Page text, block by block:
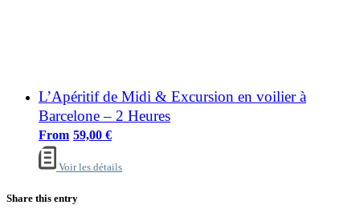
L’Apéritif de Midi & Excursion en voilier à
Barcelone – 2 Heures
59,00 €
Voir les détails
Share this entry